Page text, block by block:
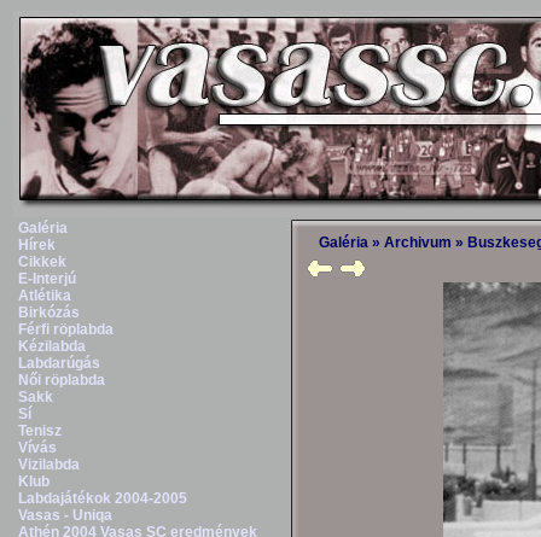
Galéria
Hírek
Cikkek
E-Interjú
Atlétika
Birkózás
Férfi röplabda
Kézilabda
Labdarúgás
Női röplabda
Sakk
Sí
Tenisz
Vívás
Vizilabda
Klub
Labdajátékok 2004-2005
Vasas - Uniqa
Athén 2004 Vasas SC eredmények
Galéria » Archivum »